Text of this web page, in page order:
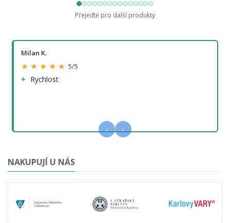
Přejeďte pro další produkty
Milan K.
★ ★ ★ ★ ★ 5/5
Rychlost
‹ ›
NAKUPUJÍ U NÁS